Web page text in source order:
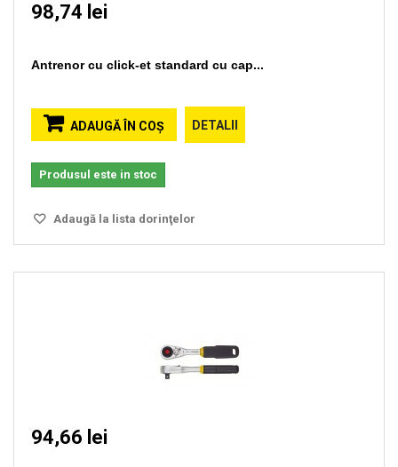
98,74 lei
Antrenor cu click-et standard cu cap...
ADAUGĂ ÎN COŞ DETALII
Produsul este in stoc
Adaugă la lista dorinţelor
94,66 lei